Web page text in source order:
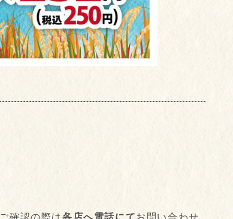
ご確認の際は各店へ電話にてお問い合わせ